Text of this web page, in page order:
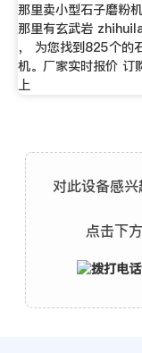
那里卖小型石子磨粉
那里有玄武岩
， 为您找到825个的
机。厂家实时报价 订
上
对此设备感
点击下